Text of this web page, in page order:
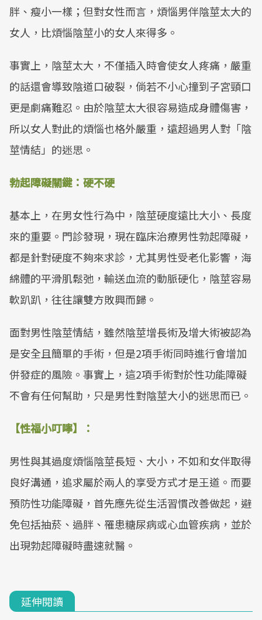
胖、瘦小一樣；但對女性而言，煩惱男伴陰莖太大的
女人，比煩惱陰莖小的女人來得多。
事實上，陰莖太大，不僅插入時會使女人疼痛，嚴重
的話還會導致陰道口破裂，倘若不小心撞到子宮頸口
更是劇痛難忍。由於陰莖太大很容易造成身體傷害，
所以女人對此的煩惱也格外嚴重，遠超過男人對「陰
莖情結」的迷思。
勃起障礙關鍵：硬不硬
基本上，在男女性行為中，陰莖硬度遠比大小、長度
來的重要。門診發現，現在臨床治療男性勃起障礙，
都是針對硬度不夠來求診，尤其男性受老化影響，海
綿體的平滑肌鬆弛，輸送血流的動脈硬化，陰莖容易
軟趴趴，往往讓雙方敗興而歸。
面對男性陰莖情結，雖然陰莖增長術及增大術被認為
是安全且簡單的手術，但是2項手術同時進行會增加
併發症的風險。事實上，這2項手術對於性功能障礙
不會有任何幫助，只是男性對陰莖大小的迷思而已。
【性福小叮嚀】：
男性與其過度煩惱陰莖長短、大小，不如和女伴取得
良好溝通，追求屬於兩人的享受方式才是王道。而要
預防性功能障礙，首先應先從生活習慣改善做起，避
免包括抽菸、過胖、罹患糖尿病或心血管疾病，並於
出現勃起障礙時盡速就醫。
延伸閱讀